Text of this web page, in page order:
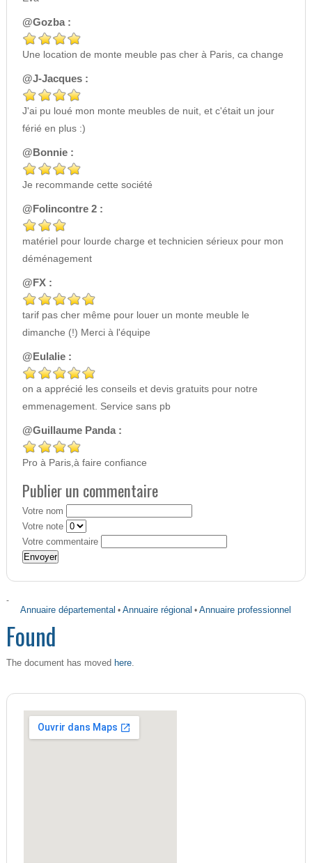
@Gozba :
Une location de monte meuble pas cher à Paris, ca change
@J-Jacques :
J'ai pu loué mon monte meubles de nuit, et c'était un jour
férié en plus :)
@Bonnie :
Je recommande cette société
@Folincontre 2 :
matériel pour lourde charge et technicien sérieux pour mon
déménagement
@FX :
tarif pas cher même pour louer un monte meuble le
dimanche (!) Merci à l'équipe
@Eulalie :
on a apprécié les conseils et devis gratuits pour notre
emmenagement. Service sans pb
@Guillaume Panda :
Pro à Paris,à faire confiance
Publier un commentaire
Votre nom
Votre note
Votre commentaire
-
Annuaire départemental •Annuaire régional •Annuaire professionnel
Found
The document has moved here.